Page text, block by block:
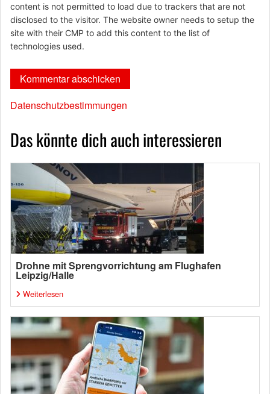
content is not permitted to load due to trackers that are not
disclosed to the visitor. The website owner needs to setup the
site with their CMP to add this content to the list of
technologies used.
Datenschutzbestimmungen
Das könnte dich auch interessieren
Drohne mit Sprengvorrichtung am Flughafen
Leipzig/Halle
Weiterlesen